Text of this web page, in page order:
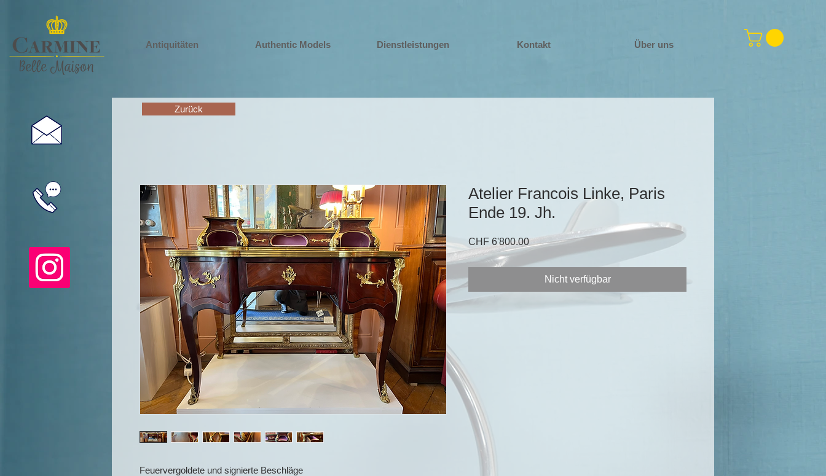
Antiquitäten Authentic Models Dienstleistungen Kontakt Über uns
Feuervergoldete und signierte Beschläge
Atelier Francois Linke, Paris
Ende 19. Jh.
CHF 6'800.00Preis
Nicht verfügbar
Zurück